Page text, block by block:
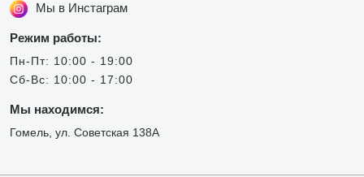
Мы в Инстаграм
Режим работы:
Пн-Пт: 10:00 - 19:00
Сб-Вс: 10:00 - 17:00
Мы находимся:
Гомель, ул. Советская 138А